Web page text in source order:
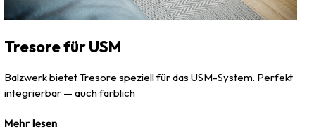
Tresore für USM
Balzwerk bietet Tresore speziell für das USM-System. Perfekt
integrierbar — auch farblich
Mehr lesen